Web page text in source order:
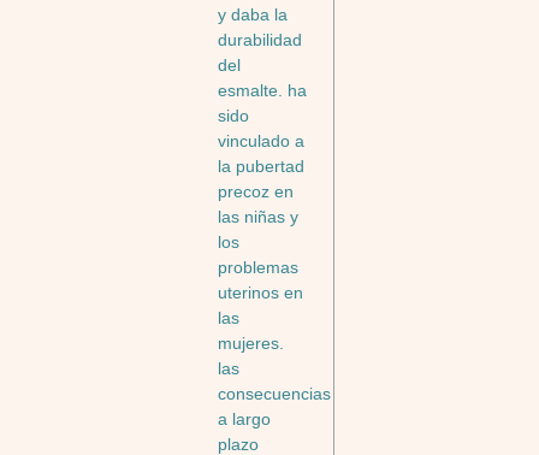
y daba la
durabilidad
del
esmalte. ha
sido
vinculado a
la pubertad
precoz en
las niñas y
los
problemas
uterinos en
las
mujeres.
las
consecuencias
a largo
plazo